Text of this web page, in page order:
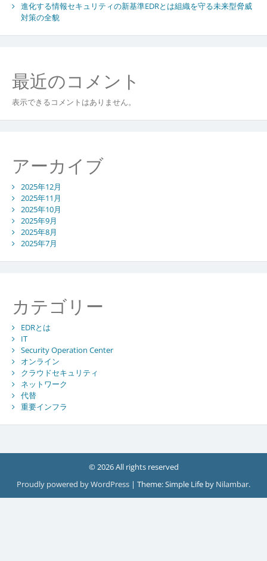
進化する情報セキュリティの新基準EDRとは組織を守る未来型脅威
対策の全貌
最近のコメント
表示できるコメントはありません。
アーカイブ
2025年12月
2025年11月
2025年10月
2025年9月
2025年8月
2025年7月
カテゴリー
EDRとは
IT
Security Operation Center
オンライン
クラウドセキュリティ
ネットワーク
代替
重要インフラ
© 2026 All rights reserved
Proudly powered by WordPress | Theme: Simple Life by Nilambar.